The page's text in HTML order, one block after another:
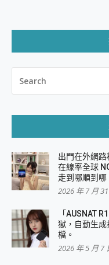
FOR:
出門在外網
在線率全球
走到哪順到哪
2026 年 7 月
「AUSNAT
獄，自動生
檔。
2026 年 5 月 7